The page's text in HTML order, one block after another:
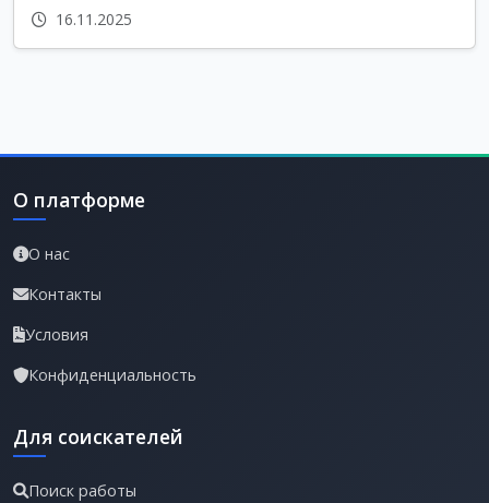
16.11.2025
О платформе
О нас
Контакты
Условия
Конфиденциальность
Для соискателей
Поиск работы